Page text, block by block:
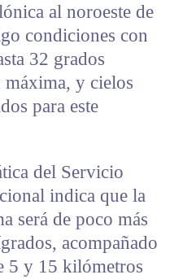
al noroeste de
condiciones con
32 grados
máxima, y cielos
para este
del Servicio
indica que la
será de poco más
acompañado
5 y 15 kilómetros